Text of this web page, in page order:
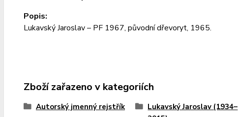
Popis:
Lukavský Jaroslav – PF 1967, původní dřevoryt, 1965.
Zboží zařazeno v kategoriích
Autorský jmenný rejstřík
Lukavský Jaroslav (1934–